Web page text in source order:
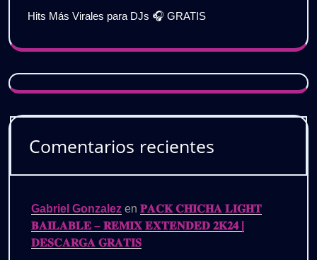
Hits Más Virales para DJs 🎧 GRATIS
Comentarios recientes
Gabriel Gonzalez en 𝐏𝐀𝐂𝐊 𝐂𝐇𝐈𝐂𝐇𝐀 𝐋𝐈𝐆𝐇𝐓
𝐁𝐀𝐈𝐋𝐀𝐁𝐋𝐄 – 𝐑𝐄𝐌𝐈𝐗 𝐄𝐗𝐓𝐄𝐍𝐃𝐄𝐃 𝟐𝐊𝟐𝟒 |
𝐃𝐄𝐒𝐂𝐀𝐑𝐆𝐀 𝐆𝐑𝐀𝐓𝐈𝐒